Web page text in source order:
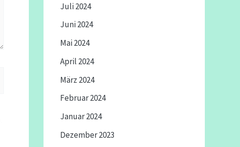
Juli 2024
Juni 2024
Mai 2024
April 2024
März 2024
Februar 2024
Januar 2024
Dezember 2023